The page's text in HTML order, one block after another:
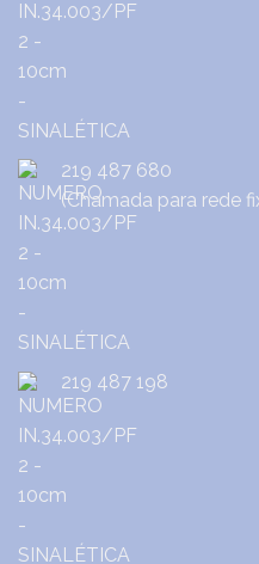
219 487 680
(Chamada para rede
219 487 198